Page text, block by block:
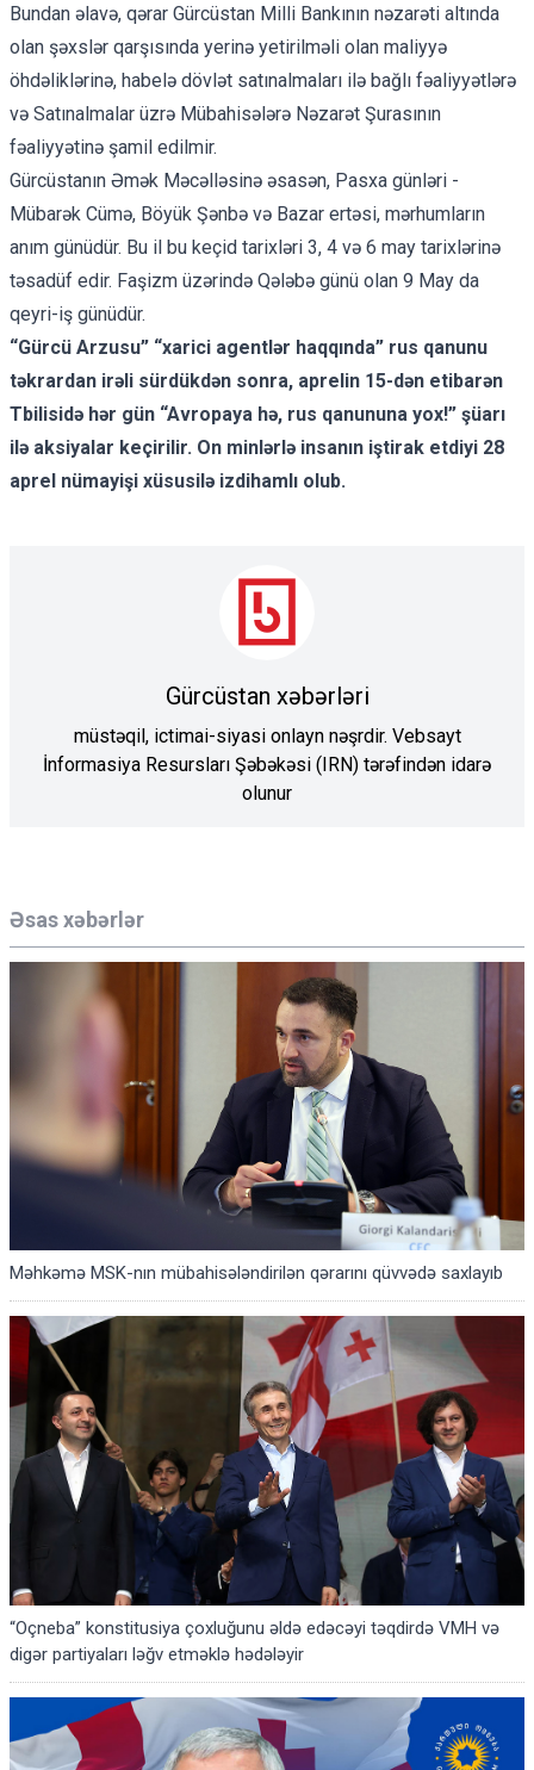
Əsas xəbərlər
Məhkəmə MSK-nın mübahisələndirilən qərarını qüvvədə saxlayıb
“Oçneba” konstitusiya çoxluğunu əldə edəcəyi təqdirdə VMH və
digər partiyaları ləğv etməklə hədələyir
Bundan əlavə, qərar Gürcüstan Milli Bankının nəzarəti altında
olan şəxslər qarşısında yerinə yetirilməli olan maliyyə
öhdəliklərinə, habelə dövlət satınalmaları ilə bağlı fəaliyyətlərə
və Satınalmalar üzrə Mübahisələrə Nəzarət Şurasının
fəaliyyətinə şamil edilmir.
Gürcüstanın Əmək Məcəlləsinə əsasən, Pasxa günləri -
Mübarək Cümə, Böyük Şənbə və Bazar ertəsi, mərhumların
anım günüdür. Bu il bu keçid tarixləri 3, 4 və 6 may tarixlərinə
təsadüf edir. Faşizm üzərində Qələbə günü olan 9 May da
qeyri-iş günüdür.
“Gürcü Arzusu” “xarici agentlər haqqında” rus qanunu
təkrardan irəli sürdükdən sonra, aprelin 15-dən etibarən
Tbilisidə hər gün “Avropaya hə, rus qanununa yox!” şüarı
ilə aksiyalar keçirilir. On minlərlə insanın iştirak etdiyi 28
aprel nümayişi xüsusilə izdihamlı olub.
Gürcüstan xəbərləri
müstəqil, ictimai-siyasi onlayn nəşrdir. Vebsayt
İnformasiya Resursları Şəbəkəsi (IRN) tərəfindən idarə
olunur